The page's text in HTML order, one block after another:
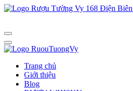
Trang chủ
Giới thiệu
Blog